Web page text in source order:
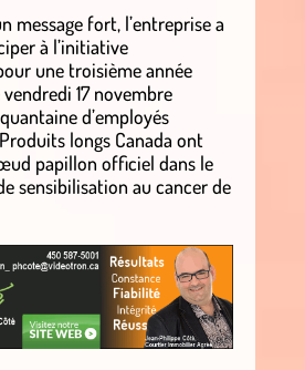
message fort, l’entreprise a
à l’initiative
une troisième année
17 novembre
d’employés
longs Canada ont
papillon officiel dans le
sensibilisation au cancer de